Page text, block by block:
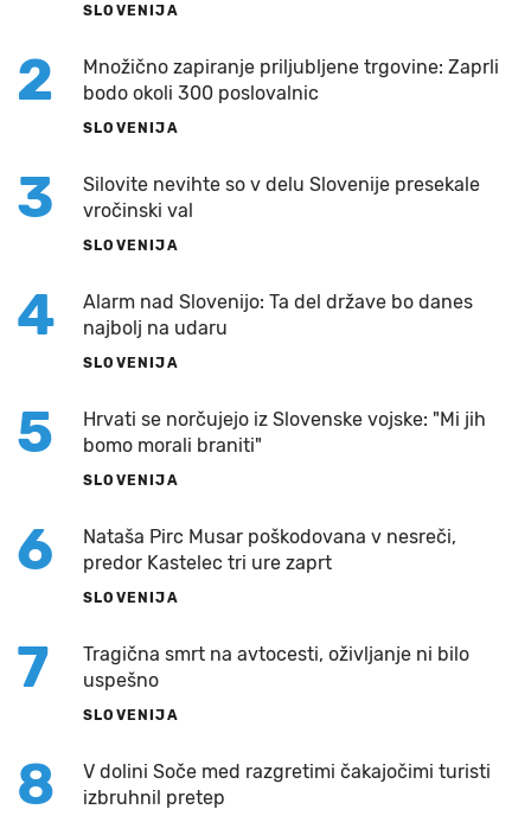
SLOVENIJA
2
Množično zapiranje priljubljene trgovine: Zaprli
bodo okoli 300 poslovalnic
SLOVENIJA
3
Silovite nevihte so v delu Slovenije presekale
vročinski val
SLOVENIJA
4
Alarm nad Slovenijo: Ta del države bo danes
najbolj na udaru
SLOVENIJA
5
Hrvati se norčujejo iz Slovenske vojske: "Mi jih
bomo morali braniti"
SLOVENIJA
6
Nataša Pirc Musar poškodovana v nesreči,
predor Kastelec tri ure zaprt
SLOVENIJA
7
Tragična smrt na avtocesti, oživljanje ni bilo
uspešno
SLOVENIJA
8
V dolini Soče med razgretimi čakajočimi turisti
izbruhnil pretep